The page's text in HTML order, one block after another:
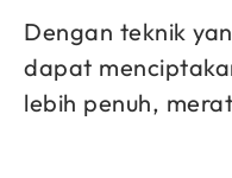
Dengan teknik
dapat
lebih penuh,